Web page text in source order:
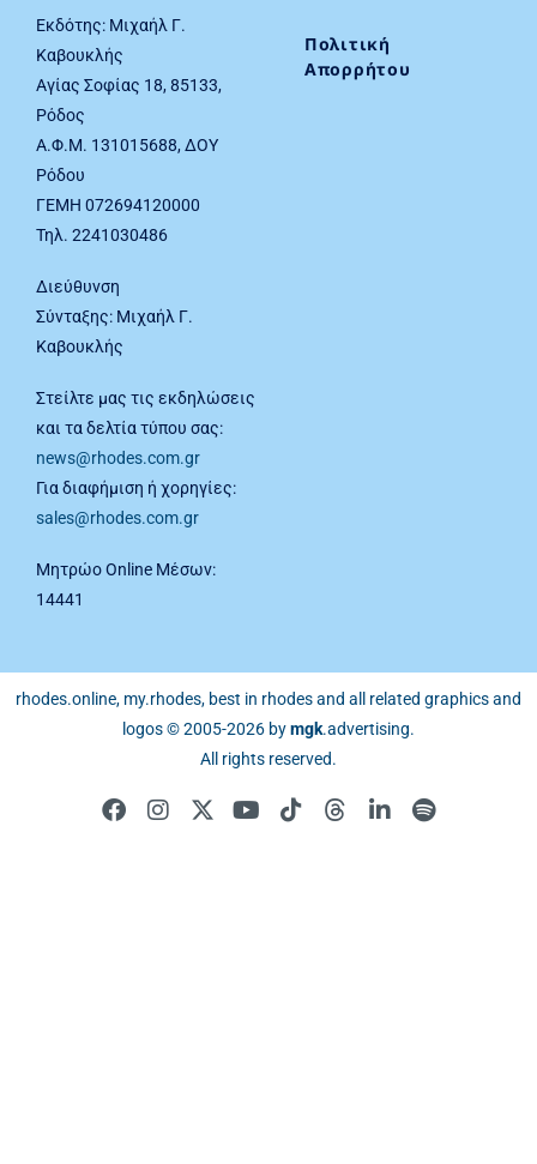
Εκδότης: Μιχαήλ Γ.
Καβουκλής
Αγίας Σοφίας 18, 85133,
Ρόδος
Α.Φ.Μ. 131015688, ΔΟΥ
Ρόδου
ΓΕΜΗ 072694120000
Τηλ. 2241030486
Διεύθυνση
Σύνταξης: Μιχαήλ Γ.
Καβουκλής
Στείλτε μας τις εκδηλώσεις
και τα δελτία τύπου σας:
news@rhodes.com.gr
Για διαφήμιση ή χορηγίες:
sales@rhodes.com.gr
Μητρώο Online Μέσων:
14441
Πολιτική
Απορρήτου
rhodes.online, my.rhodes, best in rhodes and all related graphics and
logos © 2005-2026 bymgk.advertising.
All rights reserved.